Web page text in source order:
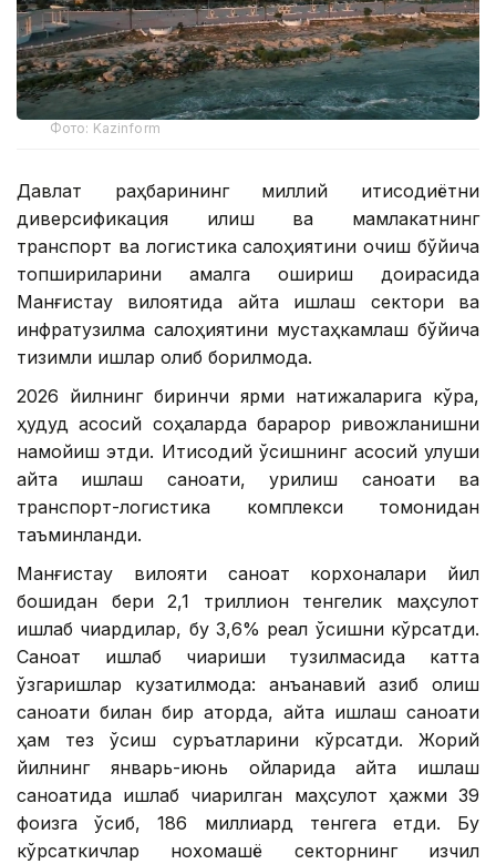
Фото: Kazinform
Давлат раҳбарининг миллий иқтисодиётни
диверсификация қилиш ва мамлакатнинг
транспорт ва логистика салоҳиятини очиш бўйича
топшириқларини амалга ошириш доирасида
Манғистау вилоятида қайта ишлаш сектори ва
инфратузилма салоҳиятини мустаҳкамлаш бўйича
тизимли ишлар олиб борилмоқда.
2026 йилнинг биринчи ярми натижаларига кўра,
ҳудуд асосий соҳаларда барқарор ривожланишни
намойиш этди. Иқтисодий ўсишнинг асосий улуши
қайта ишлаш саноати, қурилиш саноати ва
транспорт-логистика комплекси томонидан
таъминланди.
Манғистау вилояти саноат корхоналари йил
бошидан бери 2,1 триллион тенгелик маҳсулот
ишлаб чиқардилар, бу 3,6% реал ўсишни кўрсатди.
Саноат ишлаб чиқариши тузилмасида катта
ўзгаришлар кузатилмоқда: анъанавий қазиб олиш
саноати билан бир қаторда, қайта ишлаш саноати
ҳам тез ўсиш суръатларини кўрсатди. Жорий
йилнинг январь-июнь ойларида қайта ишлаш
саноатида ишлаб чиқарилган маҳсулот ҳажми 39
фоизга ўсиб, 186 миллиард тенгега етди. Бу
кўрсаткичлар нохомашё секторнинг изчил